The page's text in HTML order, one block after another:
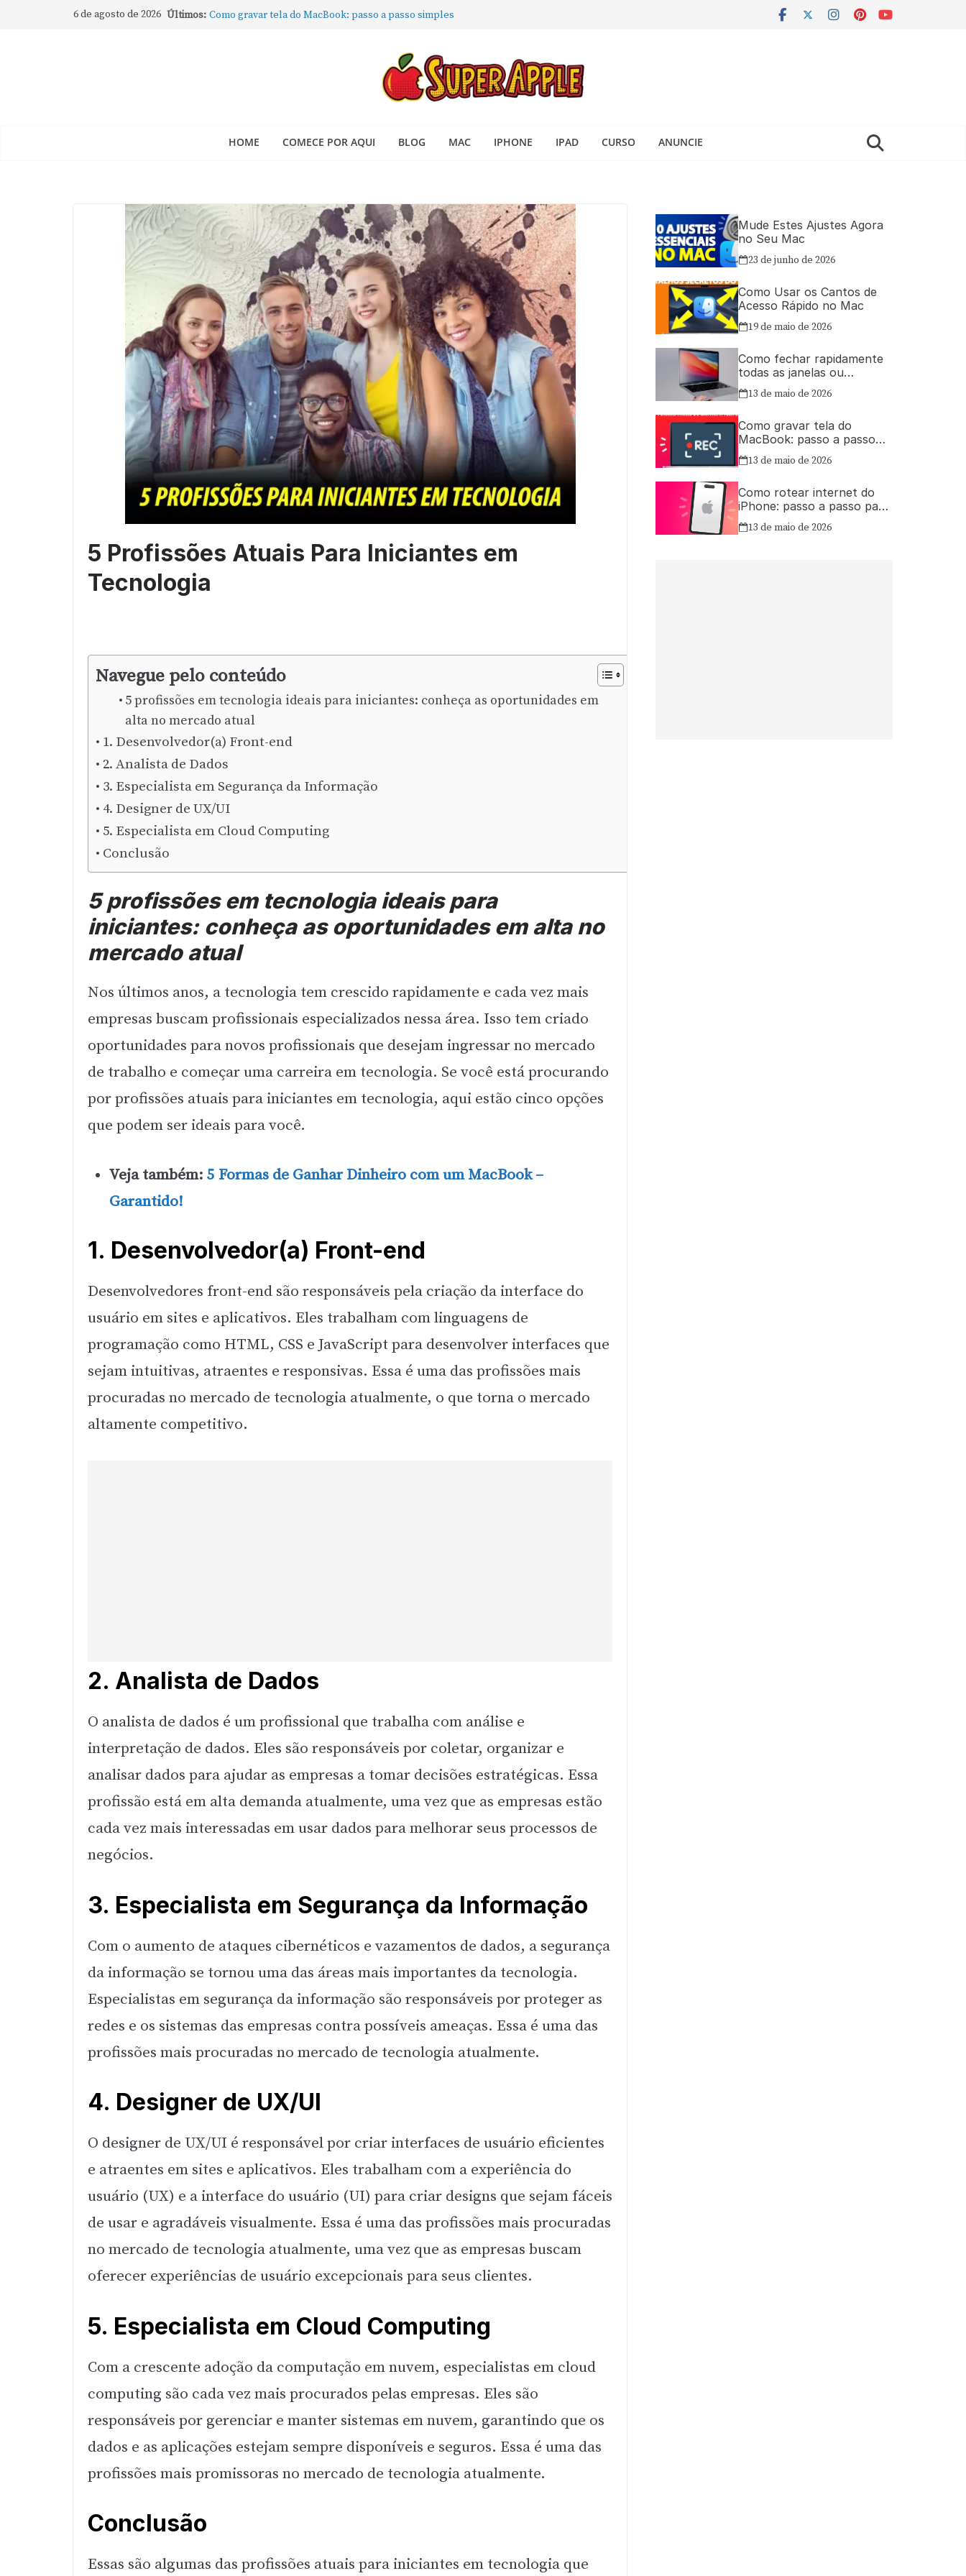
6 de agosto de 2026 Últimos: Como gravar tela do MacBook: passo a passo simples
Como Usar os Cantos de Acesso Rápido no Mac
Como fechar rapidamente todas as janelas ou aplicativos
HOME COMECE POR AQUI BLOG MAC IPHONE IPAD CURSO ANUNCIE
5 Profissões Atuais Para Iniciantes em
Tecnologia
Navegue pelo conteúdo
5 profissões em tecnologia ideais para iniciantes: conheça as oportunidades em
alta no mercado atual
1. Desenvolvedor(a) Front-end
2. Analista de Dados
3. Especialista em Segurança da Informação
4. Designer de UX/UI
5. Especialista em Cloud Computing
Conclusão
5 profissões em tecnologia ideais para
iniciantes: conheça as oportunidades em alta no
mercado atual
Nos últimos anos, a tecnologia tem crescido rapidamente e cada vez mais
empresas buscam profissionais especializados nessa área. Isso tem criado
oportunidades para novos profissionais que desejam ingressar no mercado
de trabalho e começar uma carreira em tecnologia. Se você está procurando
por profissões atuais para iniciantes em tecnologia, aqui estão cinco opções
que podem ser ideais para você.
Veja também: 5 Formas de Ganhar Dinheiro com um MacBook –
Garantido!
1. Desenvolvedor(a) Front-end
Desenvolvedores front-end são responsáveis pela criação da interface do
usuário em sites e aplicativos. Eles trabalham com linguagens de
programação como HTML, CSS e JavaScript para desenvolver interfaces que
sejam intuitivas, atraentes e responsivas. Essa é uma das profissões mais
procuradas no mercado de tecnologia atualmente, o que torna o mercado
altamente competitivo.
2. Analista de Dados
O analista de dados é um profissional que trabalha com análise e
interpretação de dados. Eles são responsáveis por coletar, organizar e
analisar dados para ajudar as empresas a tomar decisões estratégicas. Essa
profissão está em alta demanda atualmente, uma vez que as empresas estão
cada vez mais interessadas em usar dados para melhorar seus processos de
negócios.
3. Especialista em Segurança da Informação
Com o aumento de ataques cibernéticos e vazamentos de dados, a segurança
da informação se tornou uma das áreas mais importantes da tecnologia.
Especialistas em segurança da informação são responsáveis por proteger as
redes e os sistemas das empresas contra possíveis ameaças. Essa é uma das
profissões mais procuradas no mercado de tecnologia atualmente.
4. Designer de UX/UI
O designer de UX/UI é responsável por criar interfaces de usuário eficientes
e atraentes em sites e aplicativos. Eles trabalham com a experiência do
usuário (UX) e a interface do usuário (UI) para criar designs que sejam fáceis
de usar e agradáveis visualmente. Essa é uma das profissões mais procuradas
no mercado de tecnologia atualmente, uma vez que as empresas buscam
oferecer experiências de usuário excepcionais para seus clientes.
5. Especialista em Cloud Computing
Com a crescente adoção da computação em nuvem, especialistas em cloud
computing são cada vez mais procurados pelas empresas. Eles são
responsáveis por gerenciar e manter sistemas em nuvem, garantindo que os
dados e as aplicações estejam sempre disponíveis e seguros. Essa é uma das
profissões mais promissoras no mercado de tecnologia atualmente.
Conclusão
Essas são algumas das profissões atuais para iniciantes em tecnologia que
Mude Estes Ajustes Agora
no Seu Mac
23 de junho de 2026
Como Usar os Cantos de
Acesso Rápido no Mac
19 de maio de 2026
Como fechar rapidamente
todas as janelas ou
aplicativos abertos no Mac
13 de maio de 2026
Como gravar tela do
MacBook: passo a passo
simples
13 de maio de 2026
Como rotear internet do
iPhone: passo a passo para
compartilhar a conexão
13 de maio de 2026